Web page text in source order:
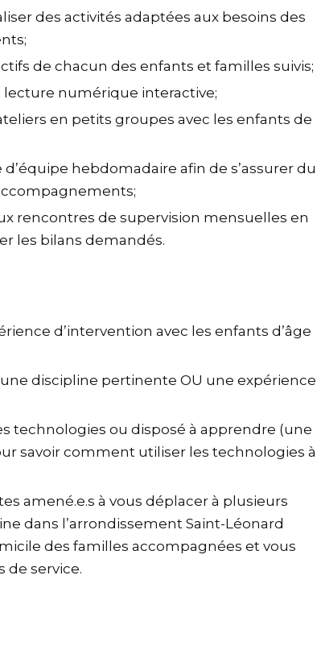
des activités adaptées aux besoins des
de chacun des enfants et familles suivis;
lecture numérique interactive;
en petits groupes avec les enfants de
hebdomadaire afin de s’assurer du
rencontres de supervision mensuelles en
les bilans demandés.
d’intervention avec les enfants d’âge
une discipline pertinente OU une expérience
technologies ou disposé à apprendre (une
savoir comment utiliser les technologies à
amené.e.s à vous déplacer à plusieurs
dans l’arrondissement Saint-Léonard
des familles accompagnées et vous
de service.